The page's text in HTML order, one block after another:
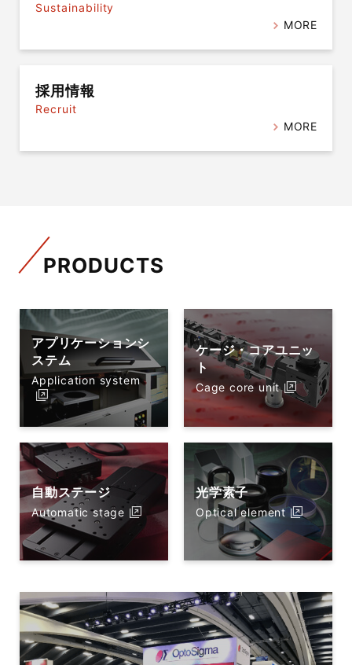
Sustainability
MORE
採用情報
Recruit
MORE
PRODUCTS
アプリケーションシ
ステム
Application system
ケージ・コアユニッ
ト
Cage core unit
自動ステージ
Automatic stage
光学素子
Optical element